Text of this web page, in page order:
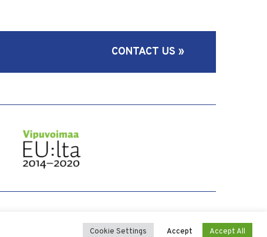
CONTACT US »
Cookie Settings Accept Accept All